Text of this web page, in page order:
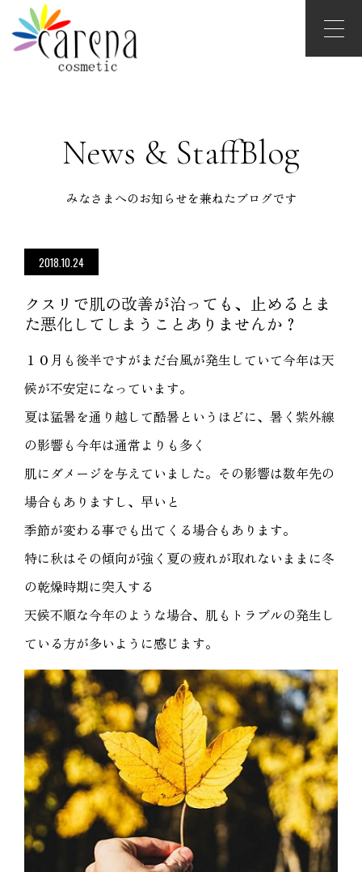
News & StaffBlog
みなさまへのお知らせを兼ねたブログです
2018.10.24
クスリで肌の改善が治っても、止めるとま
た悪化してしまうことありませんか？
１０月も後半ですがまだ台風が発生していて今年は天
候が不安定になっています。
夏は猛暑を通り越して酷暑というほどに、暑く紫外線
の影響も今年は通常よりも多く
肌にダメージを与えていました。その影響は数年先の
場合もありますし、早いと
季節が変わる事でも出てくる場合もあります。
特に秋はその傾向が強く夏の疲れが取れないままに冬
の乾燥時期に突入する
天候不順な今年のような場合、肌もトラブルの発生し
ている方が多いように感じます。